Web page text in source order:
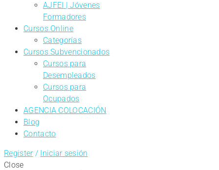
AJFEI | Jóvenes
Formadores
Cursos Online
Categorías
Cursos Subvencionados
Cursos para
Desempleados
Cursos para
Ocupados
AGENCIA COLOCACIÓN
Blog
Contacto
Register/ Iniciar sesión
Close